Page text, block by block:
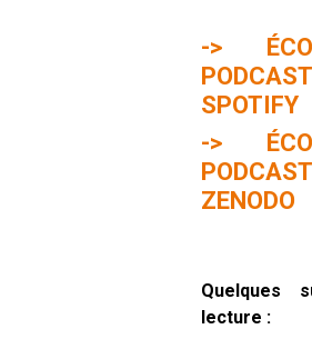
->
SPOTIFY
->
ZENODO
Quelques
lecture :